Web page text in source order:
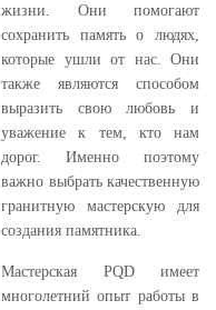
жизни. Они помогают
сохранить память о людях,
которые ушли от нас. Они
также являются способом
выразить свою любовь и
уважение к тем, кто нам
дорог. Именно поэтому
важно выбрать качественную
гранитную мастерскую для
создания памятника.
Мастерская PQD имеет
многолетний опыт работы в